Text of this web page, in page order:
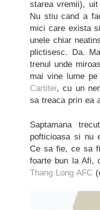
starea vremii),
Nu stiu cand a
mici care exista
unele chiar
plictisesc. Da.
trenul unde
mai vine lume
Cartitei, cu un
sa treaca prin ea
Saptamana
pofticioasa si nu
Ce sa fie, ce sa
foarte bun la Afi,
Thang Long AFC